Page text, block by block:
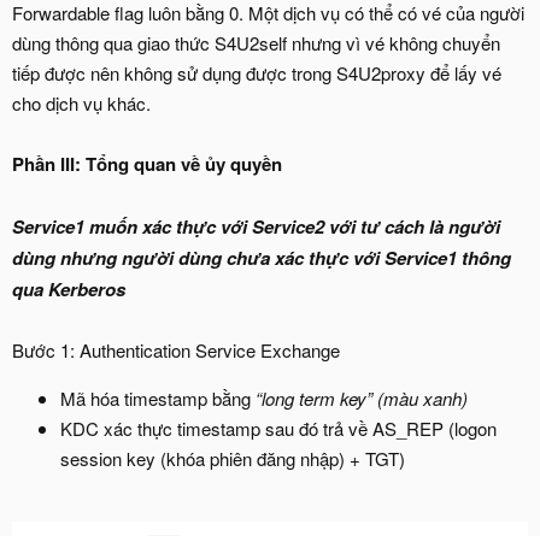
Forwardable flag luôn bằng 0. Một dịch vụ có thể có vé của người
dùng thông qua giao thức S4U2self nhưng vì vé không chuyển
tiếp được nên không sử dụng được trong S4U2proxy để lấy vé
cho dịch vụ khác.
Phần III: Tổng quan về ủy quyền
Service1 muốn xác thực với Service2 với tư cách là người
dùng nhưng người dùng chưa xác thực với Service1 thông
qua Kerberos
Bước 1: Authentication Service Exchange
Mã hóa timestamp bằng “long term key” (màu xanh)
KDC xác thực timestamp sau đó trả về AS_REP (logon
session key (khóa phiên đăng nhập) + TGT)